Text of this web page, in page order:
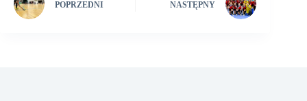
POPRZEDNI NASTĘPNY